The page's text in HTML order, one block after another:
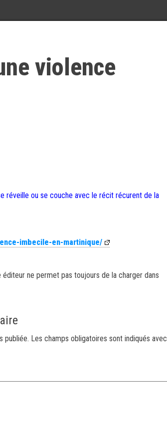
violence
réveille ou se couche avec le récit récurent de la
imbecile-en-martinique/
ne permet pas toujours de la charger dans
publiée. Les champs obligatoires sont indiqués avec